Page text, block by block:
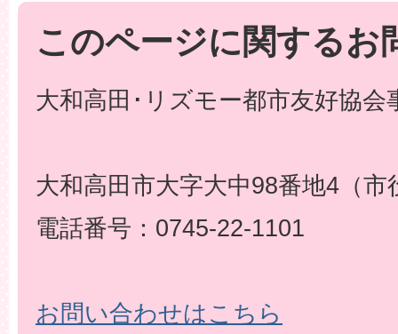
このページに関するお
大和高田･リズモー都市友好協会
大和高田市大字大中98番地4（市
電話番号：0745-22-1101
お問い合わせはこちら